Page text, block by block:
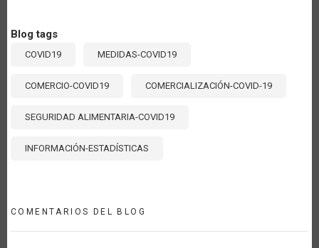
Blog tags
COVID19 MEDIDAS-COVID19
COMERCIO-COVID19 COMERCIALIZACIÓN-COVID-19
SEGURIDAD ALIMENTARIA-COVID19
INFORMACIÓN-ESTADÍSTICAS
COMENTARIOS DEL BLOG